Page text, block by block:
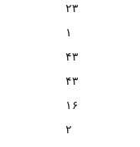
۲۳
۱
۴۳
۴۳
۱۶
۲